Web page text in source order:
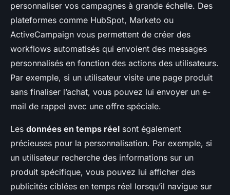
personnaliser vos campagnes à grande échelle. Des
plateformes comme HubSpot, Marketo ou
ActiveCampaign vous permettent de créer des
workflows automatisés qui envoient des messages
personnalisés en fonction des actions des utilisateurs.
Par exemple, si un utilisateur visite une page produit
sans finaliser l’achat, vous pouvez lui envoyer un e-
mail de rappel avec une offre spéciale.
Les données en temps réel sont également
précieuses pour la personnalisation. Par exemple, si
un utilisateur recherche des informations sur un
produit spécifique, vous pouvez lui afficher des
publicités ciblées en temps réel lorsqu’il navigue sur